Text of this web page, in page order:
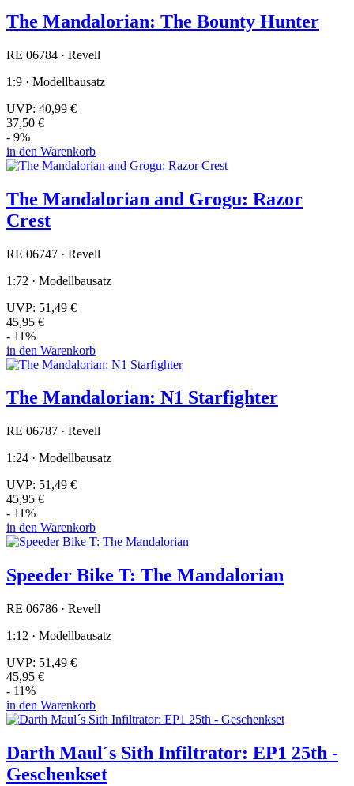
The Mandalorian: The Bounty Hunter
RE 06784 · Revell
1:9 · Modellbausatz
UVP: 40,99 €
37,50 €
- 9%
in den Warenkorb
The Mandalorian and Grogu: Razor
Crest
RE 06747 · Revell
1:72 · Modellbausatz
UVP: 51,49 €
45,95 €
- 11%
in den Warenkorb
The Mandalorian: N1 Starfighter
RE 06787 · Revell
1:24 · Modellbausatz
UVP: 51,49 €
45,95 €
- 11%
in den Warenkorb
Speeder Bike T: The Mandalorian
RE 06786 · Revell
1:12 · Modellbausatz
UVP: 51,49 €
45,95 €
- 11%
in den Warenkorb
Darth Maul´s Sith Infiltrator: EP1 25th -
Geschenkset